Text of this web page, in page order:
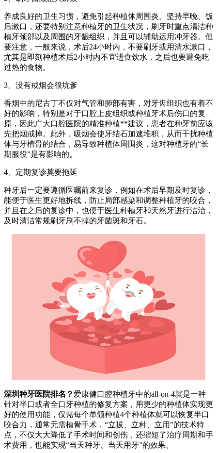
养成良好的卫生习惯，避免引起种植体周围炎。坚持早晚、饭
后漱口，还要特别注意种植牙的卫生状况，刷牙时重点清洁种
植牙颈部以及周围的牙龈组织，并且可以辅助运用冲牙器。但
要注意，一般来说，术后24小时内，不要刷牙或用清水漱口，
尤其是即刻种植术后2小时内不宜进食饮水，之后也要避免吃
过热的食物。
3、没有戒烟会很坑爹
香烟中的尼古丁不仅对气管和肺部有害，对牙齿组织也有着不
好的影响，特别是对于口腔上皮组织或种植牙术后伤口的复
原，因此广大口腔医院的精准种植**建议，患者在种牙前应该
先把烟戒掉。此外，吸烟会使牙结石加速堆积，从而干扰种植
体与牙槽骨的结合，易导致种植体周围炎，这对种植牙的“长
期服役”是有影响的。
4、定期复诊莫要拖延
种牙后一定要遵循医嘱前来复诊，例如在术后早期及时复诊，
能便于医生更好地拆线，防止局部感染和调整种植牙的咬合，
并且在之后的复诊中，也便于医生种植牙和天然牙进行洁治，
及时清洁常规刷牙刷不掉的牙菌斑和牙石。
深圳种牙医院排名？ 爱康健口腔种植牙中的all-on-4就是一种
针对半口或者全口牙种植的修复方案，用更少的种植体实现更
好的使用功能，仅需每个单颌种植4个种植体就可以恢复半口
咬合力，通常无需植骨手术，“立拔、立种、立用”的技术特
点，不仅大大降低了手术时间和创伤，还缩短了治疗周期和手
术费用，也能实现“当天种牙、当天用牙”的效果。